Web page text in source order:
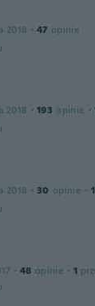
2018 · 47 opinie
2018 · 193 opinie ·
2018 · 30 opinie · 1
· 48 opinie · 1